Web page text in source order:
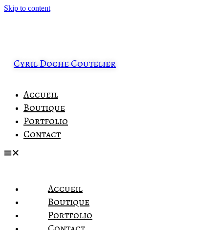
Skip to content
Cyril Doche Coutelier
Accueil
Boutique
Portfolio
Contact
Accueil
Boutique
Portfolio